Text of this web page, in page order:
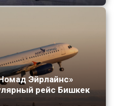
Эйрлайнс»
рейс Бишкек